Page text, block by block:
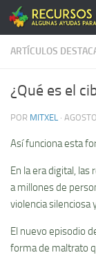
Saltar al
ARTÍCULOS
¿Qué es el
POR MITXEL ·
Así funciona esta
En la era digital,
a millones de
violencia silenciosa
El nuevo episodio
forma de maltrato